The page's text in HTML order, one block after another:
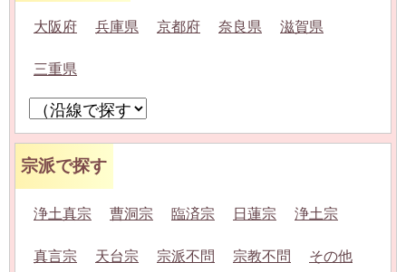
大阪府 兵庫県 京都府 奈良県 滋賀県
三重県
宗派で探す
浄土真宗 曹洞宗 臨済宗 日蓮宗 浄土宗
真言宗 天台宗 宗派不問 宗教不問 その他